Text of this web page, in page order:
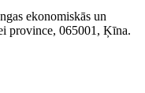
ekonomiskās un
province, 065001, Ķīna.